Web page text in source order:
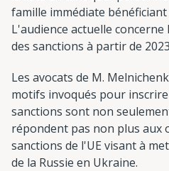
famille immédiate bénéficiant
L'audience actuelle
des sanctions à partir de
Les avocats de M.
motifs invoqués pour
sanctions sont non
répondent pas non plus aux
sanctions de l'UE visant à
de la Russie en Ukraine.